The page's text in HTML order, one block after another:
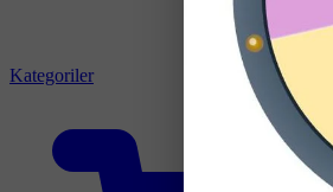
Kategoriler